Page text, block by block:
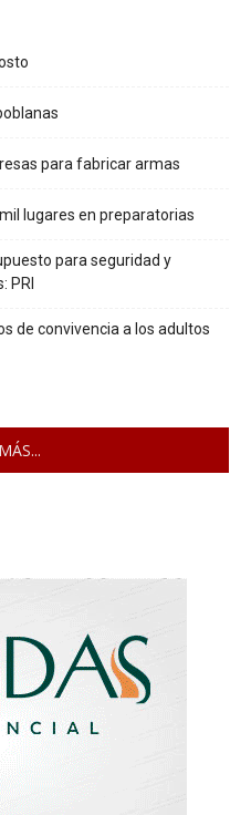
para fabricar armas
lugares en preparatorias
para seguridad y
PRI
de convivencia a los adultos